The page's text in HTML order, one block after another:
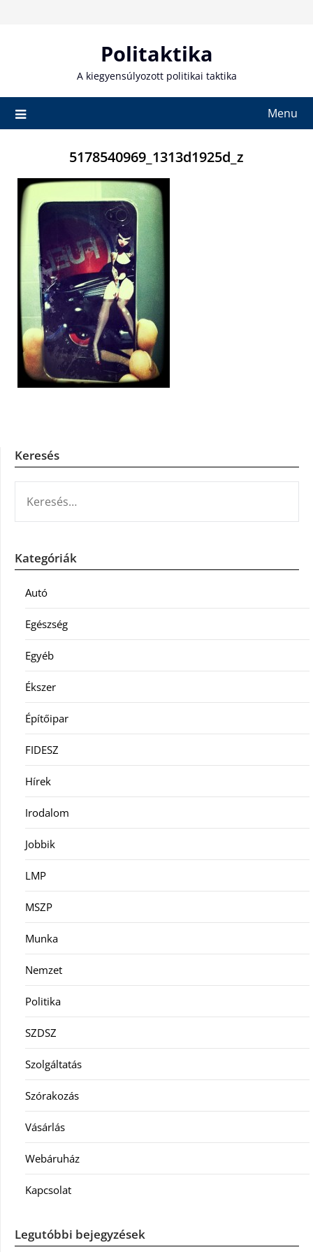
Politaktika
A kiegyensúlyozott politikai taktika
Menu
5178540969_1313d1925d_z
Keresés
Kategóriák
Autó
Egészség
Egyéb
Ékszer
Építőipar
FIDESZ
Hírek
Irodalom
Jobbik
LMP
MSZP
Munka
Nemzet
Politika
SZDSZ
Szolgáltatás
Szórakozás
Vásárlás
Webáruház
Kapcsolat
Legutóbbi bejegyzések